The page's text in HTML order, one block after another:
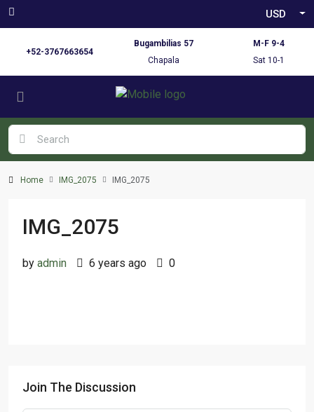
USD
+52-3767663654
Bugambilias 57
Chapala
M-F 9-4
Sat 10-1
Home IMG_2075 IMG_2075
IMG_2075
by admin 6 years ago 0
Join The Discussion